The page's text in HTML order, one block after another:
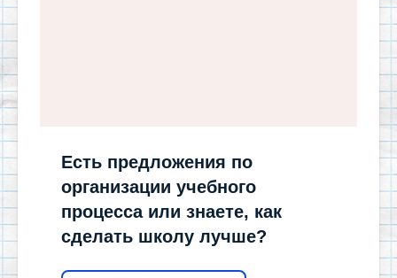
Есть предложения по
организации учебного
процесса или знаете, как
сделать школу лучше?